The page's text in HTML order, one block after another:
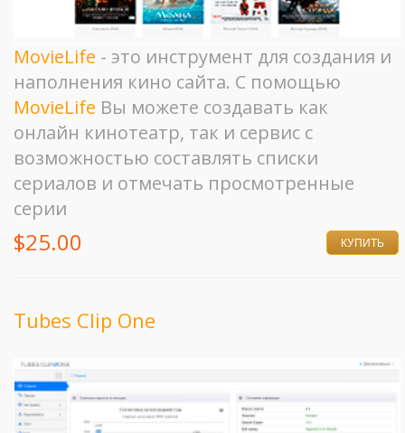
MovieLife - это инструмент для создания и
наполнения кино сайта. С помощью
MovieLife Вы можете создавать как
онлайн кинотеатр, так и сервис с
возможностью составлять списки
сериалов и отмечать просмотренные
серии
$25.00 КУПИТЬ
Tubes Clip One